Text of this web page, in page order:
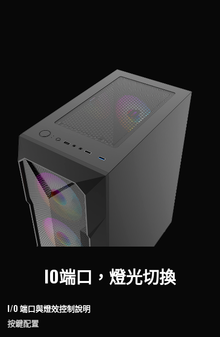
IO端口，燈光切換
I/O 端口與燈效控制說明
按鍵配置